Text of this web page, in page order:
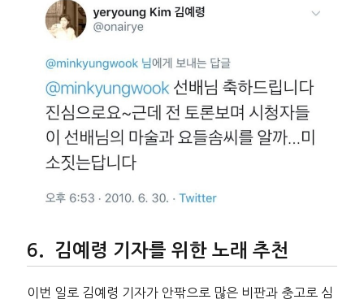
김예령 기자를 위한 노래 추천
이번 일로 김예령 기자가 안팎으로 많은 비판과 충고로 심